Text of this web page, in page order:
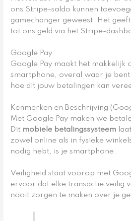
ons Stripe-saldo kunnen
gamechanger geweest. Het
tot ons geld via het Stripe-
Google Pay
Google Pay maakt het makkelijk
smartphone, overal waar je
hoe dit jouw betalingen kan
Kenmerken en Beschrijving
Met Google Pay maken we
Dit mobiele betalingssysteem
zowel online als in fysieke
nodig hebt, is je smartphone.
Veiligheid staat voorop met
ervoor dat elke transactie veilig
nooit zorgen te maken over je